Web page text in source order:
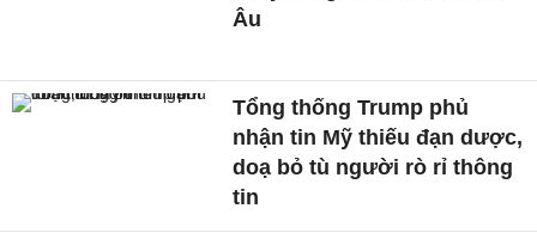
Âu
Tổng thống Trump phủ
nhận tin Mỹ thiếu đạn dược,
doạ bỏ tù người rò rỉ thông
tin